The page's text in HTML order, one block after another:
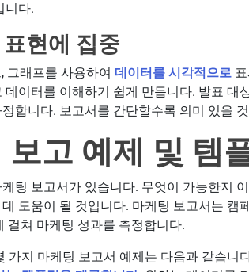
니다.
현에 집중
그래프를 사용하여데이터를 시각적으로
데이터를 이해하기 쉽게 만듭니다. 발표 대
합니다. 보고서를 간단할수록 의미 있을
보고 예제 및 템
팅 보고서가 있습니다. 무엇이 가능한지
도움이 될 것입니다. 마케팅 보고서는 캠
걸쳐 마케팅 성과를 측정합니다.
가지 마케팅 보고서 예제는 다음과 같습니